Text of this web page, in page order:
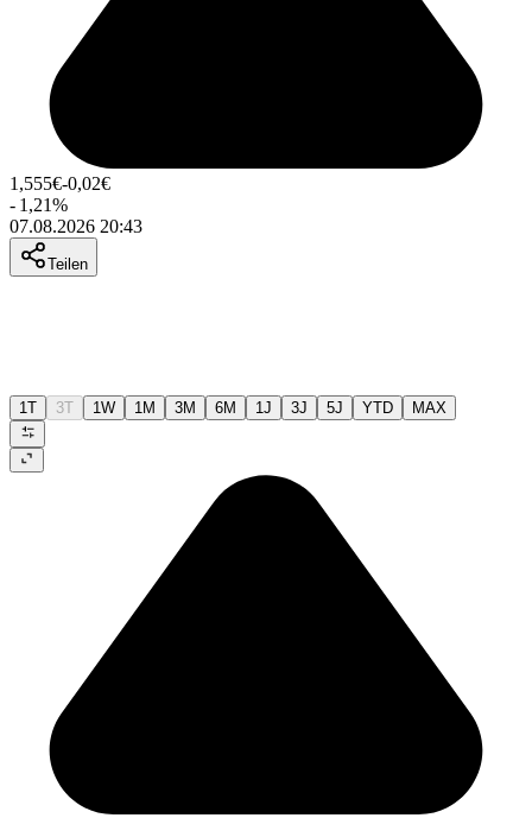
1,555€-0,02€
- 1,21%
07.08.2026 20:43
Teilen
1T 3T 1W 1M 3M 6M 1J 3J 5J YTD MAX